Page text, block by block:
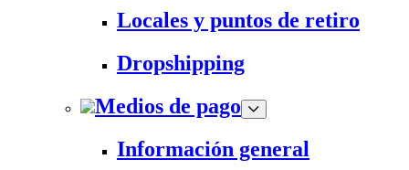
Locales y puntos de retiro
Dropshipping
Medios de pago
Información general